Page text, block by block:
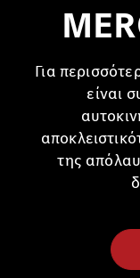
Για
είναι
της